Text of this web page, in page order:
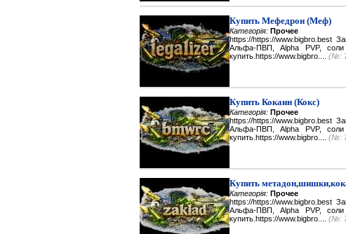
Купить Мефедрон (Меф)
Категорія: Прочее
https://https://www.bigbro.best
Альфа-ПВП, Alpha PVP,
купить.https://www.bigbro.... (№:
Купить Кокаин (Кокс)
Категорія: Прочее
https://https://www.bigbro.best
Альфа-ПВП, Alpha PVP,
купить.https://www.bigbro.... (№:
Купить
Категорія: Прочее
https://https://www.bigbro.best
Альфа-ПВП, Alpha PVP,
купить.https://www.bigbro.... (№: